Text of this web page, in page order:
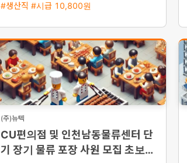
#생산직 #시급 10,800원
(주)뉴텍
CU편의점 및 인천남동물류센터 단
기 장기 물류 포장 사원 모집 초보환